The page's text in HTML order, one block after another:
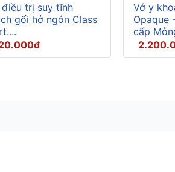
điều trị suy tĩnh
gối hở ngón Class
Vớ y
Opaque
cấp